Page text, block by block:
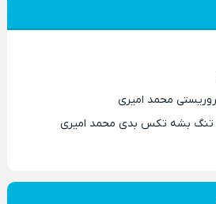
محمد امیری
تنگ بشه تکس بدی محمد امیری